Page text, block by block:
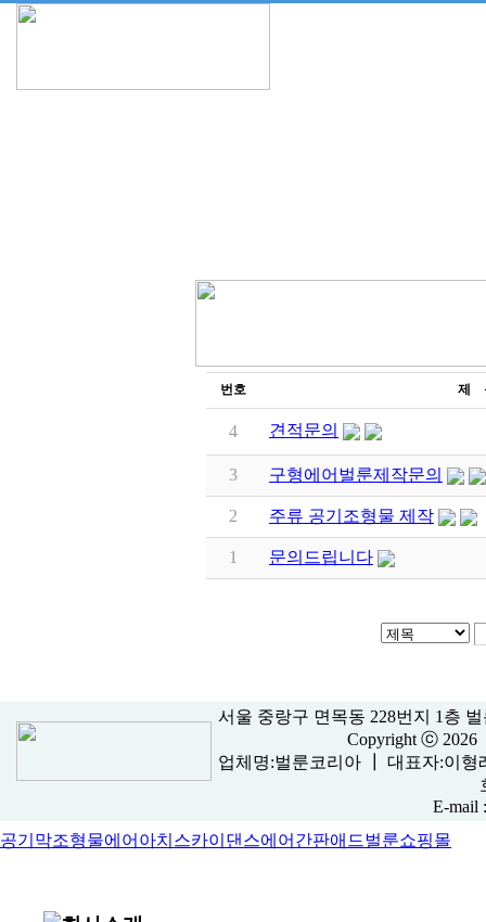
번호 제
4 견적문의
3 구형에어벌룬제작문의
2 주류 공기조형물 제작
1 문의드립니다
서울 중랑구 면목동 228번지 1층
Copyright ⓒ
업체명:벌룬코리아 ┃ 대표자:이형
E-mail
공기막조형물에어아치 스카이댄스에어간판애드벌룬쇼핑몰